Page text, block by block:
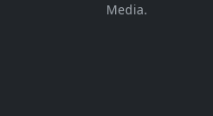
Media.